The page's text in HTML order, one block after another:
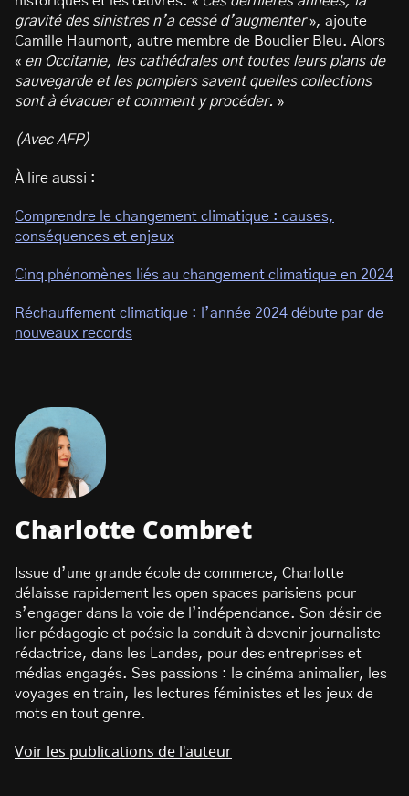
gravité des sinistres n’a cessé d’augmenter», ajoute
Camille Haumont, autre membre de Bouclier Bleu. Alors
« en Occitanie, les cathédrales ont toutes leurs plans de
sauvegarde et les pompiers savent quelles collections
sont à évacuer et comment y procéder. »
(Avec AFP)
À lire aussi :
Comprendre le changement climatique : causes,
conséquences et enjeux
Cinq phénomènes liés au changement climatique en 2024
Réchauffement climatique : l’année 2024 débute par de
nouveaux records
Charlotte Combret
Issue d’une grande école de commerce, Charlotte
délaisse rapidement les open spaces parisiens pour
s’engager dans la voie de l’indépendance. Son désir de
lier pédagogie et poésie la conduit à devenir journaliste
rédactrice, dans les Landes, pour des entreprises et
médias engagés. Ses passions : le cinéma animalier, les
voyages en train, les lectures féministes et les jeux de
mots en tout genre.
Voir les publications de l'auteur